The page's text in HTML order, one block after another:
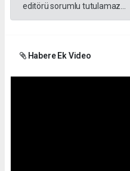
editörü sorumlu tutulamaz...
Habere Ek Video